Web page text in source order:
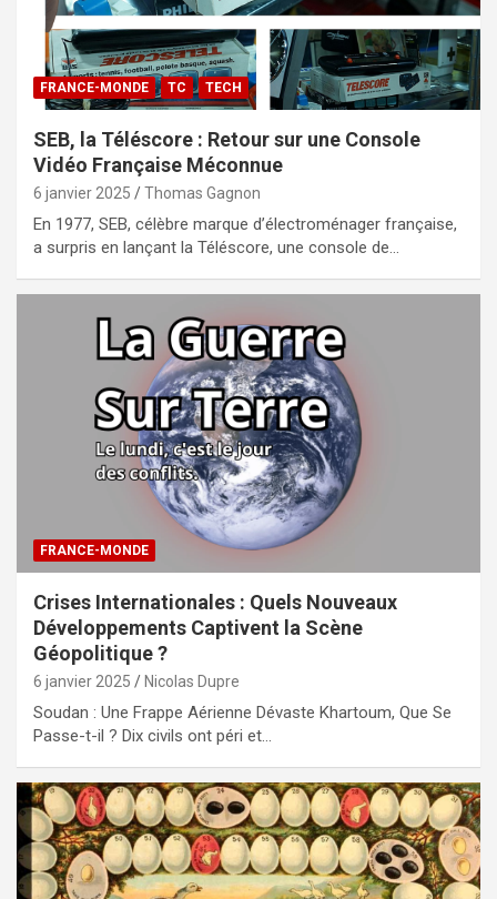
FRANCE-MONDE TC TECH
SEB, la Téléscore : Retour sur une Console
Vidéo Française Méconnue
6 janvier 2025 Thomas Gagnon
En 1977, SEB, célèbre marque d’électroménager française,
a surpris en lançant la Téléscore, une console de…
FRANCE-MONDE
Crises Internationales : Quels Nouveaux
Développements Captivent la Scène
Géopolitique ?
6 janvier 2025 Nicolas Dupre
Soudan : Une Frappe Aérienne Dévaste Khartoum, Que Se
Passe-t-il ? Dix civils ont péri et…